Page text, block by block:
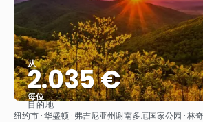
从
2.035 €
每位
看到
目的地
纽约市 · 华盛顿 · 弗吉尼亚州谢南多厄国家公园 · 林